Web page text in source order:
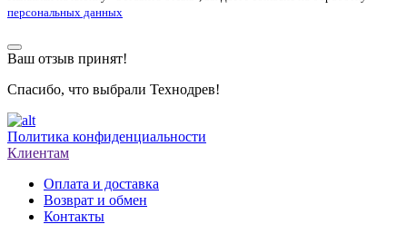
персональных данных
Ваш отзыв принят!
Спасибо, что выбрали Технодрев!
Политика конфиденциальности
Клиентам
Оплата и доставка
Возврат и обмен
Контакты